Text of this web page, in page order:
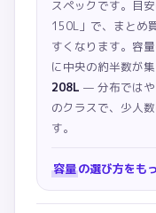
スペックです。目
150L」で、まとめ
すくなります。 容
に中央の約半数が
208L — 分布ではや
のクラスで、少人
す。
容量の選び方をも